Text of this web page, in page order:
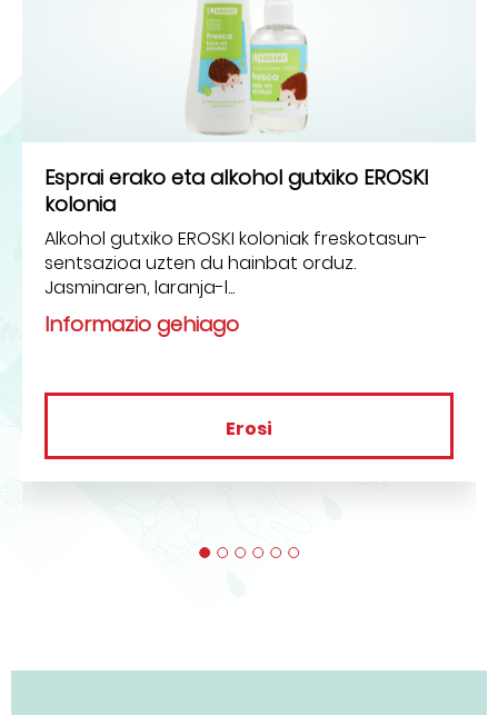
Esprai erako eta alkohol gutxiko EROSKI
kolonia
Alkohol gutxiko EROSKI koloniak freskotasun-
sentsazioa uzten du hainbat orduz.
Jasminaren, laranja-l...
Informazio gehiago
Erosi